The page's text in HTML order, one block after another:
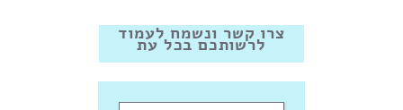
צרו קשר ונשמח לעמוד
לרשותכם בכל עת